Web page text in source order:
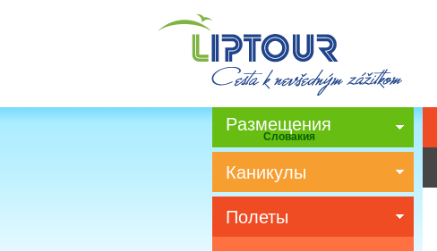
Pазмещения
Словакия
Каникулы
Полеты